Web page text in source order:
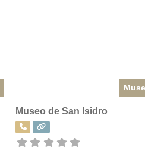
Museo de San Isidro